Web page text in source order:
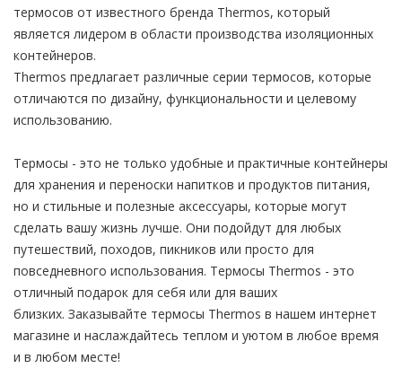
термосов от известного бренда Thermos, который
является лидером в области производства изоляционных
контейнеров.
Thermos предлагает различные серии термосов, которые
отличаются по дизайну, функциональности и целевому
использованию.
Термосы - это не только удобные и практичные контейнеры
для хранения и переноски напитков и продуктов питания,
но и стильные и полезные аксессуары, которые могут
сделать вашу жизнь лучше. Они подойдут для любых
путешествий, походов, пикников или просто для
повседневного использования. Термосы Thermos - это
отличный подарок для себя или для ваших
близких. Заказывайте термосы Thermos в нашем интернет
магазине и наслаждайтесь теплом и уютом в любое время
и в любом месте!